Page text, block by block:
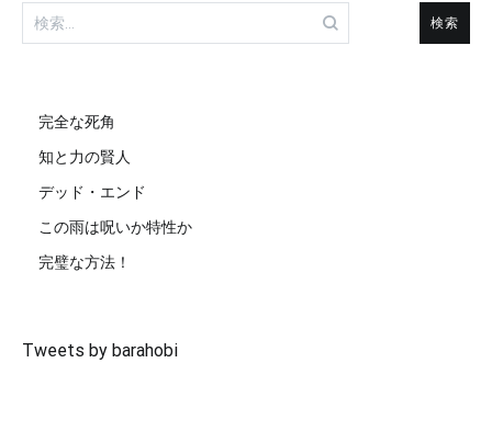
検
索:
完全な死角
知と力の賢人
デッド・エンド
この雨は呪いか特性か
完璧な方法！
Tweets by barahobi